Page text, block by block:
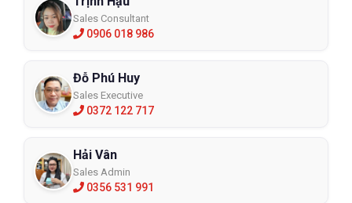
Sales Consultant
0906 018 986
Đỗ Phú Huy
Sales Executive
0372 122 717
Hải Vân
Sales Admin
0356 531 991